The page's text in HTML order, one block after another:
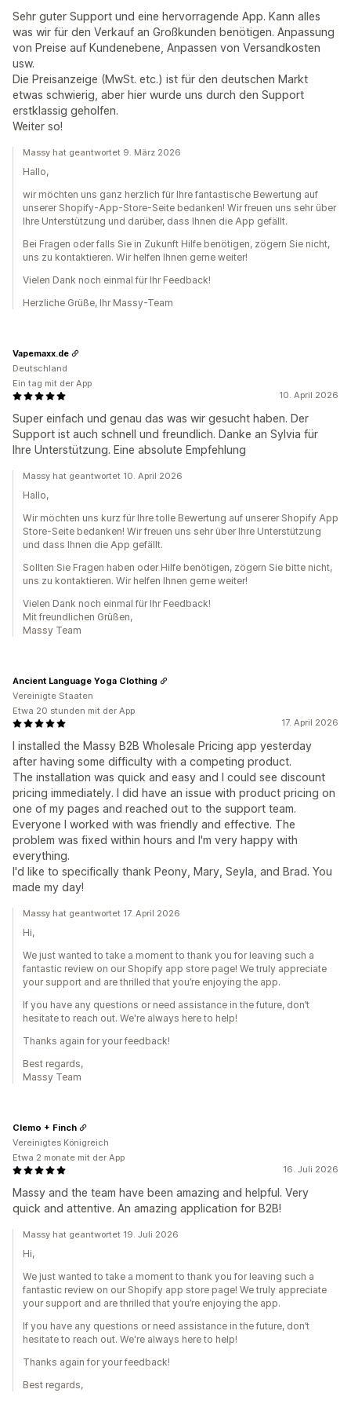
Sehr guter Support und eine hervorragende App. Kann alles
was wir für den Verkauf an Großkunden benötigen. Anpassung
von Preise auf Kundenebene, Anpassen von Versandkosten
usw.
Die Preisanzeige (MwSt. etc.) ist für den deutschen Markt
etwas schwierig, aber hier wurde uns durch den Support
erstklassig geholfen.
Weiter so!
Massy hat geantwortet 9. März 2026
Hallo,
wir möchten uns ganz herzlich für Ihre fantastische Bewertung auf
unserer Shopify-App-Store-Seite bedanken! Wir freuen uns sehr über
Ihre Unterstützung und darüber, dass Ihnen die App gefällt.
Bei Fragen oder falls Sie in Zukunft Hilfe benötigen, zögern Sie nicht,
uns zu kontaktieren. Wir helfen Ihnen gerne weiter!
Vielen Dank noch einmal für Ihr Feedback!
Herzliche Grüße, Ihr Massy-Team
10. April 2026
Super einfach und genau das was wir gesucht haben. Der
Support ist auch schnell und freundlich. Danke an Sylvia für
Ihre Unterstützung. Eine absolute Empfehlung
Vapemaxx.de
Deutschland
Ein tag mit der App
Massy hat geantwortet 10. April 2026
Hallo,
Wir möchten uns kurz für Ihre tolle Bewertung auf unserer Shopify App
Store-Seite bedanken! Wir freuen uns sehr über Ihre Unterstützung
und dass Ihnen die App gefällt.
Sollten Sie Fragen haben oder Hilfe benötigen, zögern Sie bitte nicht,
uns zu kontaktieren. Wir helfen Ihnen gerne weiter!
Vielen Dank noch einmal für Ihr Feedback!
Mit freundlichen Grüßen,
Massy Team
17. April 2026
I installed the Massy B2B Wholesale Pricing app yesterday
after having some difficulty with a competing product.
The installation was quick and easy and I could see discount
pricing immediately. I did have an issue with product pricing on
one of my pages and reached out to the support team.
Everyone I worked with was friendly and effective. The
problem was fixed within hours and I'm very happy with
everything.
I'd like to specifically thank Peony, Mary, Seyla, and Brad. You
made my day!
Ancient Language Yoga Clothing
Vereinigte Staaten
Etwa 20 stunden mit der App
Massy hat geantwortet 17. April 2026
Hi,
We just wanted to take a moment to thank you for leaving such a
fantastic review on our Shopify app store page! We truly appreciate
your support and are thrilled that you’re enjoying the app.
If you have any questions or need assistance in the future, don’t
hesitate to reach out. We're always here to help!
Thanks again for your feedback!
Best regards,
Massy Team
16. Juli 2026
Massy and the team have been amazing and helpful. Very
quick and attentive. An amazing application for B2B!
Clemo + Finch
Vereinigtes Königreich
Etwa 2 monate mit der App
Massy hat geantwortet 19. Juli 2026
Hi,
We just wanted to take a moment to thank you for leaving such a
fantastic review on our Shopify app store page! We truly appreciate
your support and are thrilled that you’re enjoying the app.
If you have any questions or need assistance in the future, don’t
hesitate to reach out. We're always here to help!
Thanks again for your feedback!
Best regards,